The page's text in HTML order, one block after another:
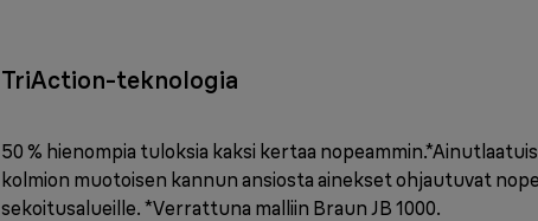
TriAction-teknologia
50 % hienompia tuloksia kaksi kertaa
kolmion muotoisen kannun ansiosta ainekset ohjautuvat
sekoitusalueille. *Verrattuna malliin Braun JB 1000.